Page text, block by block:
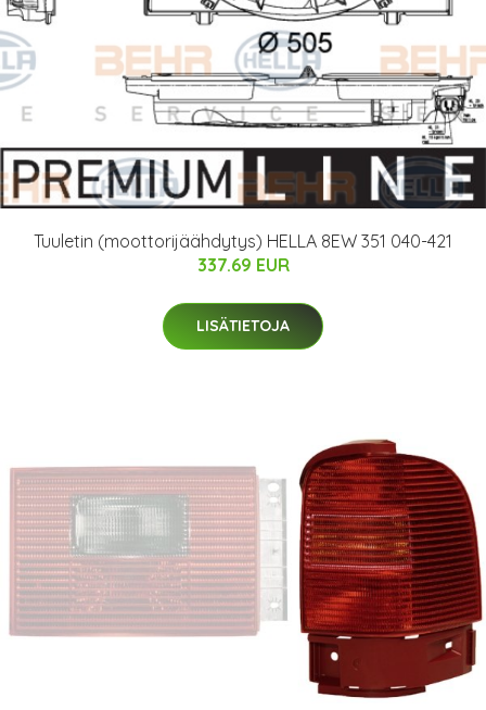
Tuuletin (moottorijäähdytys) HELLA 8EW 351 040-421
337.69 EUR
LISÄTIETOJA